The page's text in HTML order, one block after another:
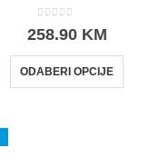
258.90 KM
ODABERI OPCIJE